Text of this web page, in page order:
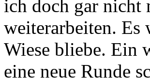
ich doch gar nicht
weiterarbeiten. Es
Wiese bliebe. Ein
eine neue Runde